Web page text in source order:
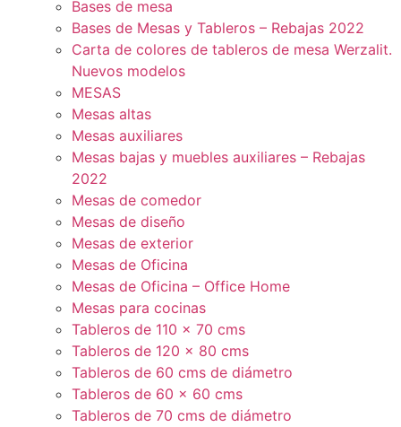
Bases de mesa
Bases de Mesas y Tableros – Rebajas 2022
Carta de colores de tableros de mesa Werzalit.
Nuevos modelos
MESAS
Mesas altas
Mesas auxiliares
Mesas bajas y muebles auxiliares – Rebajas
2022
Mesas de comedor
Mesas de diseño
Mesas de exterior
Mesas de Oficina
Mesas de Oficina – Office Home
Mesas para cocinas
Tableros de 110 x 70 cms
Tableros de 120 x 80 cms
Tableros de 60 cms de diámetro
Tableros de 60 x 60 cms
Tableros de 70 cms de diámetro